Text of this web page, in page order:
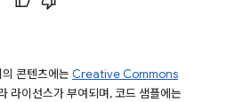
콘텐츠에는 Creative Commons
라이선스가 부여되며, 코드 샘플에는